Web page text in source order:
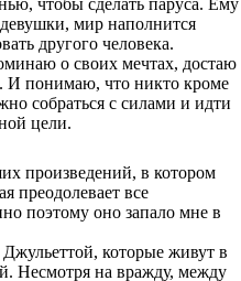
чтобы сделать паруса. Ему
мир наполнится
другого человека.
о своих мечтах, достаю
И понимаю, что никто кроме
собраться с силами и идти
цели.
произведений, в котором
преодолевает все
поэтому оно запало мне в
которые живут в
Несмотря на вражду, между